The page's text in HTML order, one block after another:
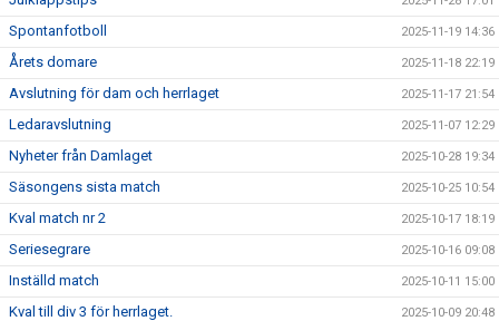
Spontanfotboll 2025-11-19 14:36
Årets domare 2025-11-18 22:19
Avslutning för dam och herrlaget 2025-11-17 21:54
Ledaravslutning 2025-11-07 12:29
Nyheter från Damlaget 2025-10-28 19:34
Säsongens sista match 2025-10-25 10:54
Kval match nr 2 2025-10-17 18:19
Seriesegrare 2025-10-16 09:08
Inställd match 2025-10-11 15:00
Kval till div 3 för herrlaget. 2025-10-09 20:48